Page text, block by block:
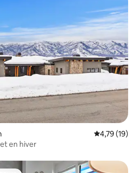
Évaluation
4,79 (19)
en hiver